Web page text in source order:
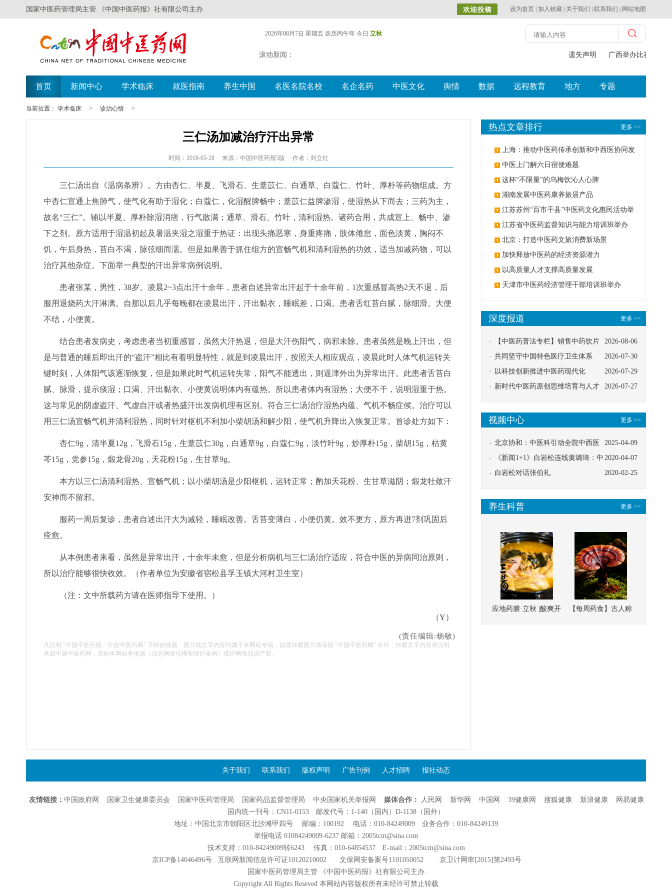
国家中医药管理局主管 《中国中医药报》社有限公司主办 设为首页 加入收藏 关于我们 联系我们 网站地图
2026年08月7日 星期五 农历丙午年 今日 立秋
滚动新闻： 遗失声明 广西举办比赛探索
首页 新闻中心 学术临床 就医指南 养生中国 名医名院名校 名企名药 中医文化 舆情 数据 远程教育 地方 专题
当前位置： 学术临床 > 诊治心悟 >
三仁汤加减治疗汗出异常
时间：2018-05-28 来源：中国中医药报5版 作者：刘立红
三仁汤出自《温病条辨》。方由杏仁、半夏、飞滑石、生薏苡仁、白通草、白蔻仁、竹叶、厚朴等药物组成。方
中杏仁宣通上焦肺气，使气化有助于湿化；白蔻仁，化湿醒脾畅中；薏苡仁益脾渗湿，使湿热从下而去；三药为主，
故名“三仁”。辅以半夏、厚朴除湿消痞，行气散满；通草、滑石、竹叶，清利湿热。诸药合用，共成宣上、畅中、渗
下之剂。原方适用于湿温初起及暑温夹湿之湿重于热证：出现头痛恶寒，身重疼痛，肢体倦怠，面色淡黄，胸闷不
饥，午后身热，苔白不渴，脉弦细而濡。但是如果善于抓住组方的宣畅气机和清利湿热的功效，适当加减药物，可以
治疗其他杂症。下面举一典型的汗出异常病例说明。
患者张某，男性，38岁。凌晨2~3点出汗十余年，患者自述异常出汗起于十余年前，1次重感冒高热2天不退，后
服用退烧药大汗淋漓。自那以后几乎每晚都在凌晨出汗，汗出黏衣，睡眠差，口渴。患者舌红苔白腻，脉细滑。大便
不结，小便黄。
结合患者发病史，考虑患者当初重感冒，虽然大汗热退，但是大汗伤阳气，病邪未除。患者虽然是晚上汗出，但
是与普通的睡后即出汗的“盗汗”相比有着明显特性，就是到凌晨出汗，按照天人相应观点，凌晨此时人体气机运转关
键时刻，人体阳气该逐渐恢复，但是如果此时气机运转失常，阳气不能透出，则逼津外出为异常出汗。此患者舌苔白
腻、脉滑，提示痰湿；口渴、汗出黏衣、小便黄说明体内有蕴热。所以患者体内有湿热；大便不干，说明湿重于热。
这与常见的阴虚盗汗、气虚自汗或者热盛汗出发病机理有区别。符合三仁汤治疗湿热内蕴、气机不畅症候。治疗可以
用三仁汤宣畅气机并清利湿热，同时针对枢机不利加小柴胡汤和解少阳，使气机升降出入恢复正常。首诊处方如下：
杏仁9g，清半夏12g，飞滑石15g，生薏苡仁30g，白通草9g，白蔻仁9g，淡竹叶9g，炒厚朴15g，柴胡15g，枯黄
芩15g，党参15g，煅龙骨20g，天花粉15g，生甘草9g。
本方以三仁汤清利湿热、宣畅气机；以小柴胡汤是少阳枢机，运转正常；酌加天花粉、生甘草滋阴；煅龙牡敛汗
安神而不留邪。
服药一周后复诊，患者自述出汗大为减轻，睡眠改善。舌苔变薄白，小便仍黄。效不更方，原方再进7剂巩固后
痊愈。
从本例患者来看，虽然是异常出汗，十余年未愈，但是分析病机与三仁汤治疗适应，符合中医的异病同治原则，
所以治疗能够很快收效。（作者单位为安徽省宿松县孚玉镇大河村卫生室）
（注：文中所载药方请在医师指导下使用。）
（Y）
(责任编辑:杨敏)
凡注明 “中国中医药报、中国中医药网” 字样的视频、图片或文字内容均属于本网站专稿，如需转载图片请保留 “中国中医药网” 水印，转载文字内容请注明
来源中国中医药网，否则本网站将依据《信息网络传播权保护条例》维护网络知识产权。
更多 >>
热点文章排行
上海：推动中医药传承创新和中西医协同发
展 中医上门解六日宿便难题
这杯“不限量”的乌梅饮沁人心脾
湖南发展中医药康养旅居产品
江苏苏州“百市千县”中医药文化惠民活动举
办 江苏省中医药监督知识与能力培训班举办
北京：打造中医药文旅消费新场景
加快释放中医药的经济资源潜力
以高质量人才支撑高质量发展
天津市中医药经济管理干部培训班举办
更多 >>
深度报道
2026-08-06
【中医药普法专栏】销售中药饮片
应告知煎服方法及注意事项
2026-07-30
共同坚守中国特色医疗卫生体系
2026-07-29
以科技创新推进中医药现代化
2026-07-27
新时代中医药原创思维培育与人才
更多 >>
视频中心
2025-04-09
北京协和：中医科引动全院中西医
协同
2020-04-07
《新闻1+1》白岩松连线黄璐琦：中
医救治的临床效果
2020-02-25
白岩松对话张伯礼
更多 >>
养生科普
应地药膳·立秋 |酸爽开
【每周药食】古人称
关于我们 联系我们 版权声明 广告刊例 人才招聘 报社动态
友情链接： 中国政府网 国家卫生健康委员会 国家中医药管理局 国家药品监督管理局 中央国家机关举报网 媒体合作： 人民网 新华网 中国网 39健康网 搜狐健康 新浪健康
网易健康
国内统一刊号：CN11-0153 邮发代号：1-140（国内）D-1138（国外）
地址：中国北京市朝阳区北沙滩甲四号 邮编：100192 电话：010-84249009 业务合作：010-84249139
举报电话 01084249009-6237 邮箱：2005tcm@sina.com
技术支持：010-84249009转6243 传真：010-64854537 E-mail：2005tcm@sina.com
京ICP备14046496号
互联网新闻信息许可证10120210002文保网安备案号1101050052 京卫计网审[2015]第2493号
国家中医药管理局主管 《中国中医药报》社有限公司主办
Copyright All Rights Reseved 本网站内容版权所有未经许可禁止转载